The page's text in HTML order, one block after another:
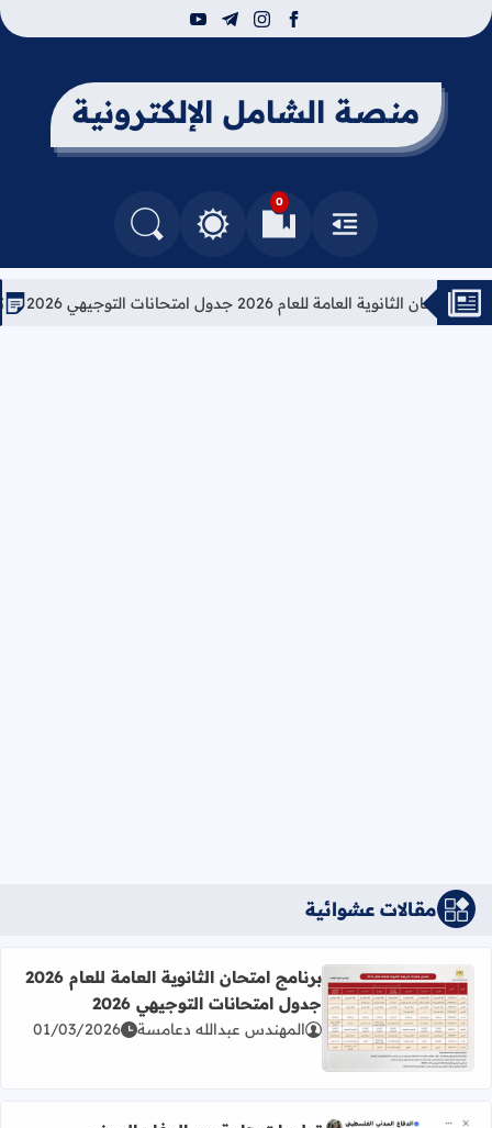
facebook
instagram
telegram
youtube
منصة الشامل الإلكترونية
القائمة
0
العلامات المرجعيةالتغيير بين الوضع النهاري والداكن
البحث في المدونة
العامة للعام 2026 جدول امتحانات التوجيهي 2026
مقالات عشوائية
اقرأ المزيد عن برنامج امتحان الثانوية العامة للعام 2026 جدول امتحانات التوجيهي 2026
برنامج امتحان الثانوية العامة للعام 2026
جدول امتحانات التوجيهي 2026
المهندس عبدالله دعامسة 01/03/2026